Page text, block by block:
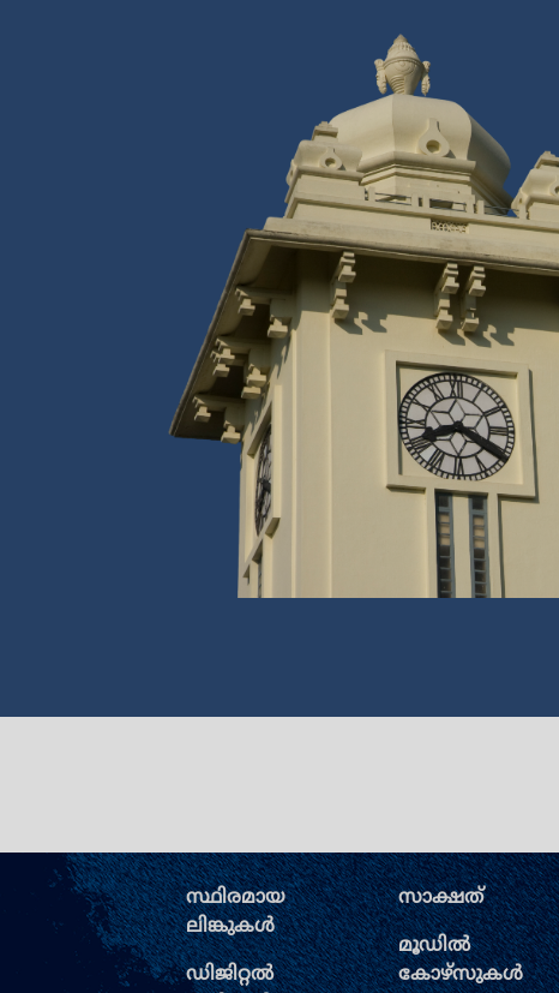
സ്ഥിരമായ
ലിങ്കുകള്‍
ഡിജിറ്റല്‍
സാക്ഷത്
മൂഡില്‍
കോഴ്സുകള്‍